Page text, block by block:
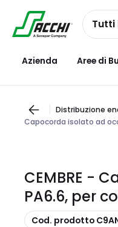
navigazione
Salta al
contenuto
Azienda Aree di
Distribuzione
Capocorda isolato ad
CEMBRE -
PA6.6, per
copia
Cod. prodotto